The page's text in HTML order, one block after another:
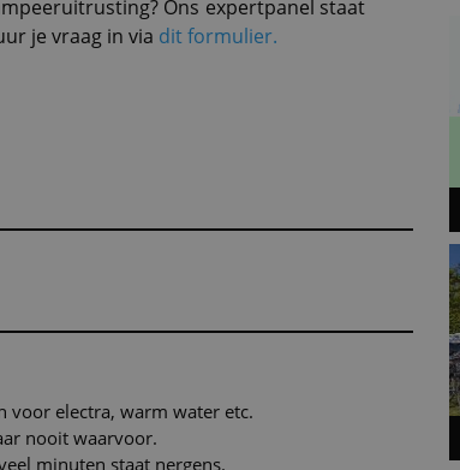
Ons expertpanel staat
je vraag in via dit formulier.
voor electra, warm water etc.
nooit waarvoor.
minuten staat nergens.